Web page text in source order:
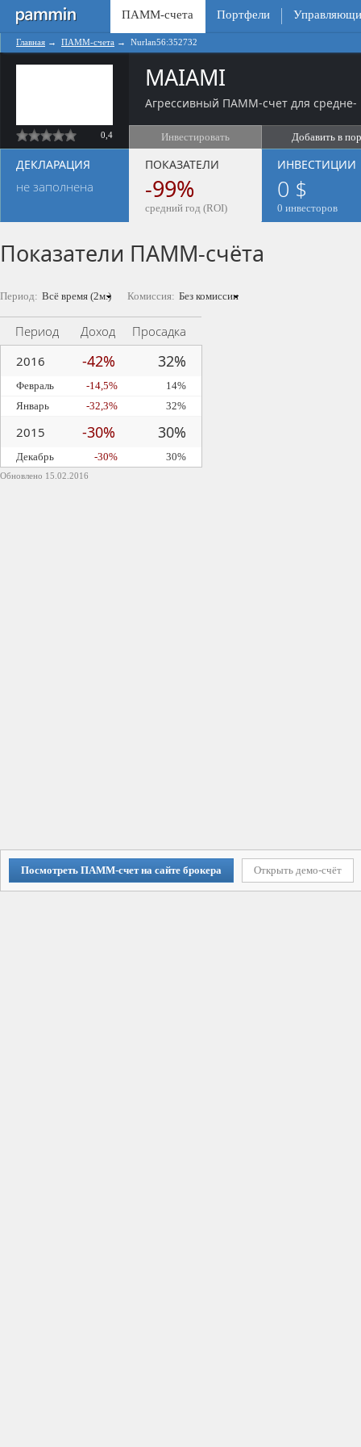
ПАММ-счета Портфели
Главная → ПАММ-счета → Nurlan56:352732
0,4
MAIAMI
Агрессивный ПАММ-счет для средне-
Инвестировать Добавить в
ДЕКЛАРАЦИЯ
не заполнена
ПОКАЗАТЕЛИ
-99%
средний год (ROI)
ИНВЕСТИЦИИ
0 $
0 инвесторов
Показатели ПАММ-счёта
Период: Комиссия:
Обновлено 15.02.2016
Период Доход
Просадка
2016
-42% 32%
Февраль -14,5%
14%
Январь
-32,3% 32%
2015 -30% 30%
Декабрь -30% 30%
Посмотреть ПАММ-счет на сайте брокера Открыть демо-счёт